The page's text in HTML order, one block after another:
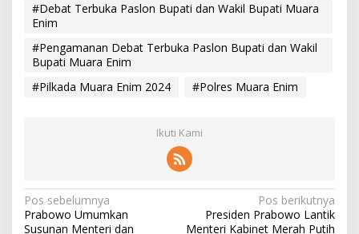
#Debat Terbuka Paslon Bupati dan Wakil Bupati Muara
Enim
#Pengamanan Debat Terbuka Paslon Bupati dan Wakil
Bupati Muara Enim
#Pilkada Muara Enim 2024
#Polres Muara Enim
Ikuti Kami
N
a
Pos sebelumnya
Prabowo Umumkan
Susunan Menteri dan
Pos berikutnya
Presiden Prabowo Lantik
Menteri Kabinet Merah Putih